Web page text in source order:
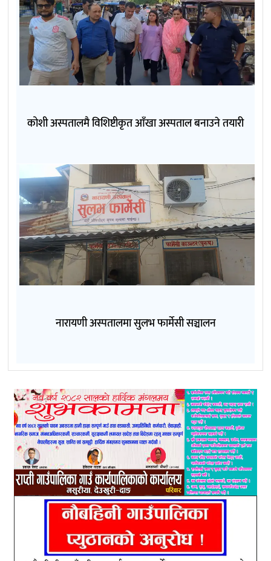
कोशी अस्पतालमै विशिष्टीकृत आँखा अस्पताल बनाउने तयारी
नारायणी अस्पतालमा सुलभ फार्मेसी सञ्चालन